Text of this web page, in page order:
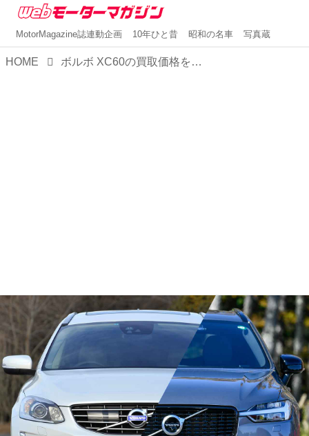
MotorMagazine誌連動企画 10年ひと昔 昭和の名車 写真蔵
HOME ボルボ XC60の買取価格を公開！高値査定を引き出すコツについて